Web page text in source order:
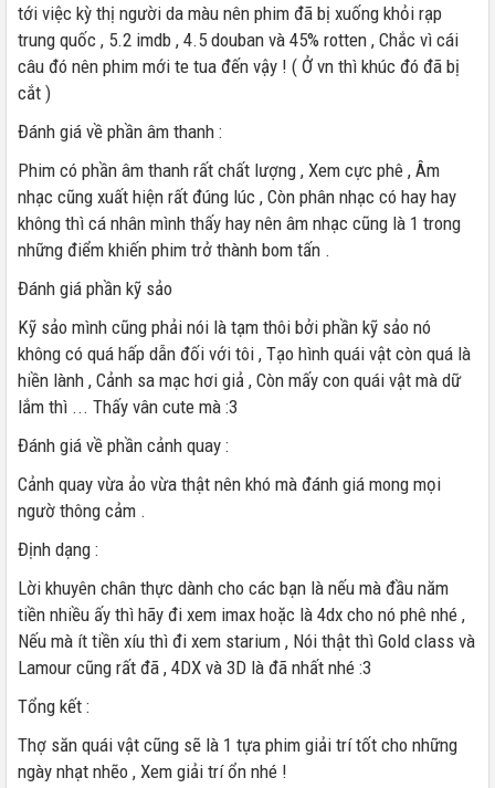
tới việc kỳ thị người da màu nên phim đã bị xuống khỏi rạp
trung quốc , 5.2 imdb , 4.5 douban và 45% rotten , Chắc vì cái
câu đó nên phim mới te tua đến vậy ! ( Ở vn thì khúc đó đã bị
cắt )
Đánh giá về phần âm thanh :
Phim có phần âm thanh rất chất lượng , Xem cực phê , Âm
nhạc cũng xuất hiện rất đúng lúc , Còn phân nhạc có hay hay
không thì cá nhân mình thấy hay nên âm nhạc cũng là 1 trong
những điểm khiến phim trở thành bom tấn .
Đánh giá phần kỹ sảo
Kỹ sảo mình cũng phải nói là tạm thôi bởi phần kỹ sảo nó
không có quá hấp dẫn đối với tôi , Tạo hình quái vật còn quá là
hiền lành , Cảnh sa mạc hơi giả , Còn mấy con quái vật mà dữ
lắm thì ... Thấy vân cute mà :3
Đánh giá về phần cảnh quay :
Cảnh quay vừa ảo vừa thật nên khó mà đánh giá mong mọi
ngườ thông cảm .
Định dạng :
Lời khuyên chân thực dành cho các bạn là nếu mà đầu năm
tiền nhiều ấy thì hãy đi xem imax hoặc là 4dx cho nó phê nhé ,
Nếu mà ít tiền xíu thì đi xem starium , Nói thật thì Gold class và
Lamour cũng rất đã , 4DX và 3D là đã nhất nhé :3
Tổng kết :
Thợ săn quái vật cũng sẽ là 1 tựa phim giải trí tốt cho những
ngày nhạt nhẽo , Xem giải trí ổn nhé !